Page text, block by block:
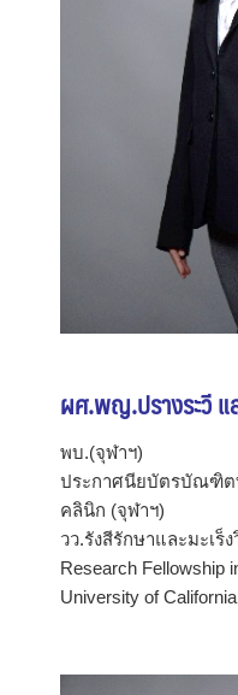
ผศ.พญ.ปรางระวี
พบ.(จุฬาฯ)
ประกาศนียบัตรบัณฑิต
คลินิก (จุฬาฯ)
วว.รังสีรักษาและมะเร็
Research Fellowship
University of